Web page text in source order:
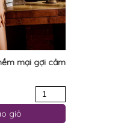
mại gợi cảm
giỏ